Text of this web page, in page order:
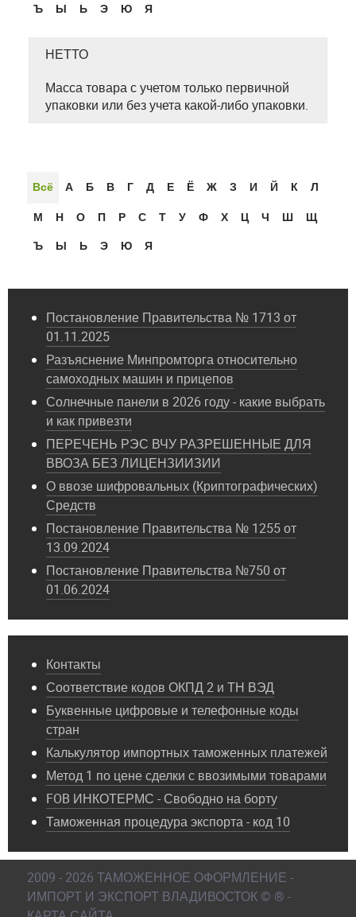
Ъ
Ы Ь Э Ю Я
НЕТТО
Масса товара с учетом только первичной
упаковки или без учета какой-либо упаковки.
Всё А Б В Г Д Е Ё Ж З И Й К
Л
М
Н О П Р С Т У Ф Х Ц Ч Ш
Щ
Ъ
Ы Ь Э Ю Я
Постановление Правительства № 1713 от
01.11.2025
Разъяснение Минпромторга относительно
самоходных машин и прицепов
Солнечные панели в 2026 году - какие выбрать
и как привезти
ПЕРЕЧЕНЬ РЭС ВЧУ РАЗРЕШЕННЫЕ ДЛЯ
ВВОЗА БЕЗ ЛИЦЕНЗИИЗИИ
О ввозе шифровальных (Криптографических)
Средств
Постановление Правительства № 1255 от
13.09.2024
Постановление Правительства №750 от
01.06.2024
Контакты
Соответствие кодов ОКПД 2 и ТН ВЭД
Буквенные цифровые и телефонные коды
стран
Калькулятор импортных таможенных платежей
Метод 1 по цене сделки с ввозимыми товарами
FOB ИНКОТЕРМС - Свободно на борту
Таможенная процедура экспорта - код 10
2009 - 2026 ТАМОЖЕННОЕ ОФОРМЛЕНИЕ -
ИМПОРТ И ЭКСПОРТ ВЛАДИВОСТОК © ® -